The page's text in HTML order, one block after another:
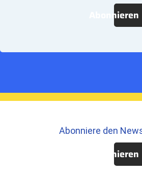
Abonnieren
Abonniere den
Abonnieren